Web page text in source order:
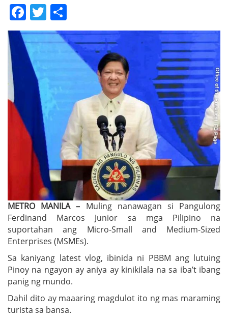
Facebook
Twitter
METRO MANILA – Muling nanawagan si Pangulong
Ferdinand Marcos Junior sa mga Pilipino na
suportahan ang Micro-Small and Medium-Sized
Enterprises (MSMEs).
Sa kaniyang latest vlog, ibinida ni PBBM ang lutuing
Pinoy na ngayon ay aniya ay kinikilala na sa iba’t ibang
panig ng mundo.
Dahil dito ay maaaring magdulot ito ng mas maraming
turista sa bansa.